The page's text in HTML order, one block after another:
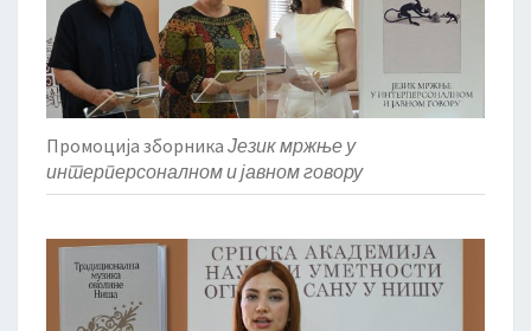
Промоција зборника Језик мржње у
интерперсоналном и јавном говору